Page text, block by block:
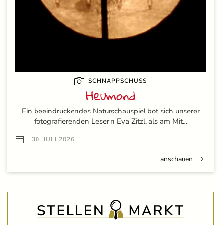
SCHNAPPSCHUSS
Heumond
Ein beeindruckendes Naturschauspiel bot sich unserer
fotografierenden Leserin Eva Zitzl, als am Mit…
30. JULI 2026
anschauen